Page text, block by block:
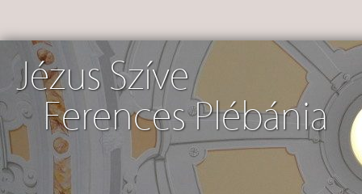
Jézus Szíve
Ferences Plébánia